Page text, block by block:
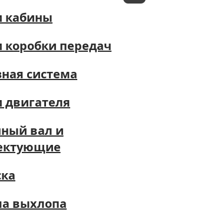
кабины
коробки передач
система
двигателя
вал и
выхлопа